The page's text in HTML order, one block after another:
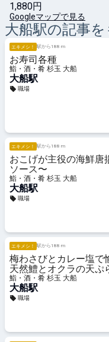
1,880円
Googleマップで見る
大船駅の記事
エキメシ！ 駅から188 m
お寿司各種
鮨・酒・肴 杉玉 大船
大船駅
職場
エキメシ！ 駅から188 m
おこげが主役の海鮮唐
ソース〜
鮨・酒・肴 杉玉 大船
大船駅
職場
エキメシ！ 駅から188 m
梅わさびとカレー塩で
天然鱧とオクラの天ぷ
鮨・酒・肴 杉玉 大船
大船駅
職場